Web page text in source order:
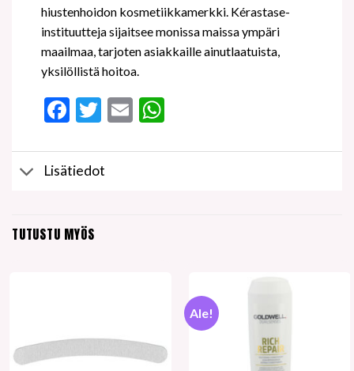
hiustenhoidon kosmetiikkamerkki. Kérastase-
instituutteja sijaitsee monissa maissa ympäri
maailmaa, tarjoten asiakkaille ainutlaatuista,
yksilöllistä hoitoa.
Facebook
Twitter
EmailWhatsApp
Lisätiedot
TUTUSTU MYÖS
Ale!